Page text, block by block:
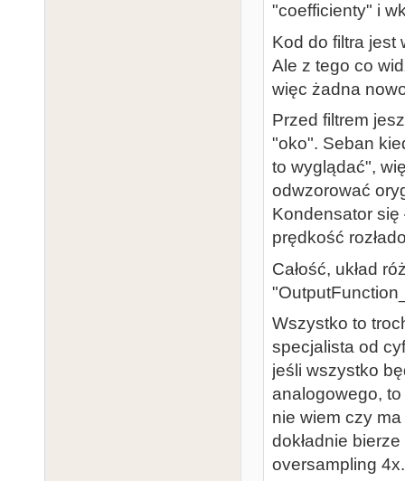
"coefficienty" i
Kod do filtra jest
Ale z tego co
więc żadna
Przed filtrem
"oko". Seban
to wyglądać",
odwzorować
Kondensator się
prędkość
Całość, układ
Wszystko to
specjalista od
jeśli wszystko
analogowego, to
nie wiem czy
dokładnie
oversampling